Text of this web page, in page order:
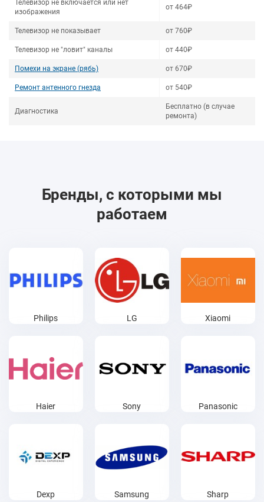
Телевизор не включается или нет
изображения
от 464₽
Телевизор не показывает от 760₽
Телевизор не "ловит" каналы от 440₽
Помехи на экране (рябь) от 670₽
Ремонт антенного гнезда от 540₽
Диагностика
Бесплатно (в случае
ремонта)
Бренды, с которыми мы
работаем
Philips LG Xiaomi
Haier Sony Panasonic
Dexp Samsung Sharp